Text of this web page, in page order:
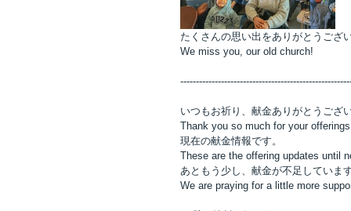
たくさんの思い出をありがとうござ
We miss you, our old church!
いつもお祈り、献金ありがとうござ
Thank you so much for your
現在の献金情報です。
These are the offering updates until
あともう少し、献金が不足していま
We are praying for a little more